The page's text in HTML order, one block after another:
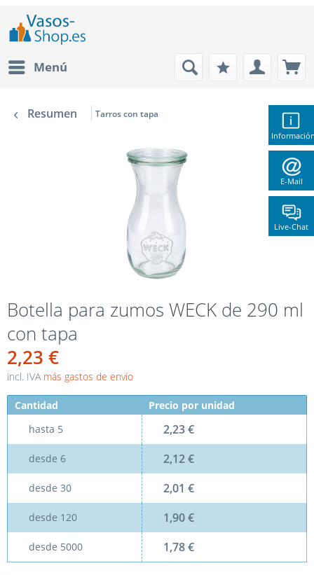
E-Mail
Live-Chat
Menú
Resumen Tarros con tapa
Botella para zumos WECK de 290 ml
con tapa
2,23 €
incl. IVA más gastos de envío
Cantidad
Precio por unidad
hasta 5 2,23 €
desde 6 2,12 €
desde 30 2,01 €
desde 120 1,90 €
desde 5000 1,78 €